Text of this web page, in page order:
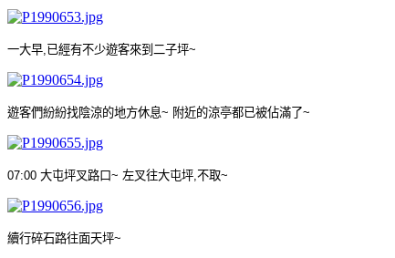
一大早 已經有不少遊客來到二子坪~
遊客們紛紛找陰涼的地方休息~ 附近的涼亭都已被佔滿了~
07:00 大屯坪叉路口~ 左叉往大屯坪 不取~
續行碎石路往面天坪~